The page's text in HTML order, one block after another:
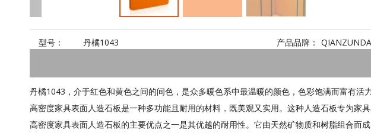
型号： 丹橘1043 产品品牌： QIANZUNDA
丹橘1043，介于红色和黄色之间的间色，是众多暖色系中最温暖的颜色，色彩饱满而富有
高密度家具表面人造石板是一种多功能且耐用的材料，既美观又实用。这种人造石板专为家
高密度家具表面人造石板的主要优点之一是其优越的耐用性。它由天然矿物质和树脂组合而